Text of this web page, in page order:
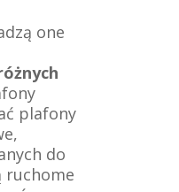
one
plafony
do
ruchome